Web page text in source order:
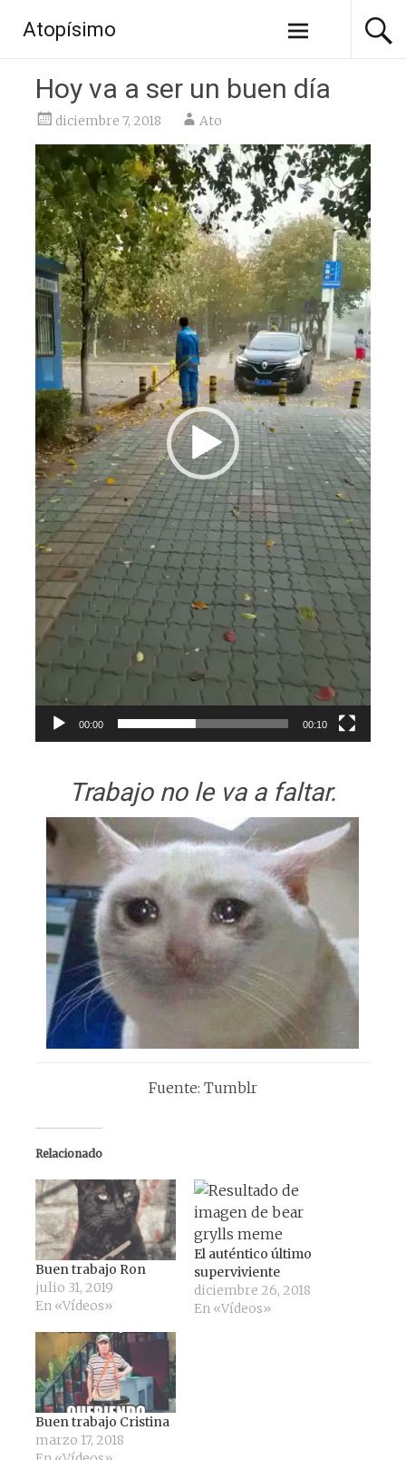
contenido
Atopísimo
Hoy va a ser un buen día
diciembre 7, 2018 Ato
Reproductor
de
vídeo
00:00 00:10
Trabajo no le va a faltar.
Fuente: Tumblr
Relacionado
Buen trabajo Ron
julio 31, 2019
En «Vídeos»
El auténtico último
superviviente
diciembre 26, 2018
En «Vídeos»
Buen trabajo Cristina
marzo 17, 2018